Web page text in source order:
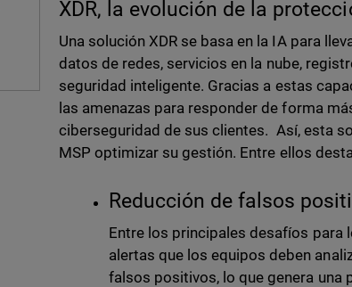
XDR, la evolución de la
Una solución XDR se basa en la IA para
datos de redes, servicios en la nube,
seguridad inteligente. Gracias a estas
las amenazas para responder de forma
ciberseguridad de sus clientes. Así, esta
MSP optimizar su gestión. Entre ellos
Reducción de falsos
Entre los principales desafíos para
alertas que los equipos deben
falsos positivos, lo que genera una